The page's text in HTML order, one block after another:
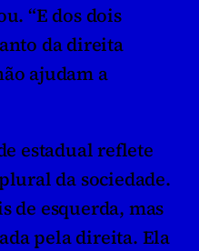
“E dos dois
da direita
ajudam a
estadual reflete
da sociedade.
de esquerda, mas
pela direita. Ela